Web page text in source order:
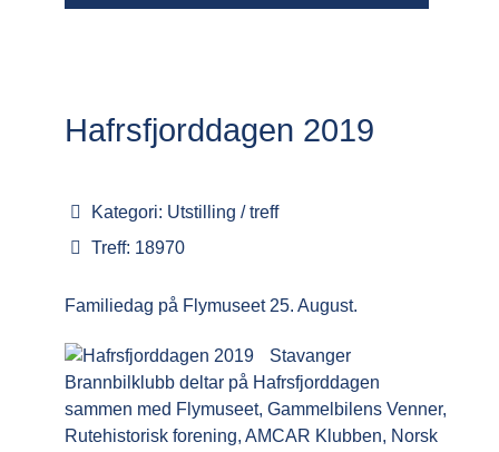
Hafrsfjorddagen 2019
Kategori: Utstilling / treff
Treff: 18970
Familiedag på Flymuseet 25. August.
Stavanger
Brannbilklubb deltar på Hafrsfjorddagen
sammen med Flymuseet, Gammelbilens Venner,
Rutehistorisk forening, AMCAR Klubben, Norsk